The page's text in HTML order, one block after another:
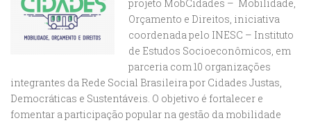
projeto MobCidades – Mobilidade,
Orçamento e Direitos, iniciativa
coordenada pelo INESC – Instituto
de Estudos Socioeconômicos, em
parceria com 10 organizações
integrantes da Rede Social Brasileira por Cidades Justas,
Democráticas e Sustentáveis. O objetivo é fortalecer e
fomentar a participação popular na gestão da mobilidade